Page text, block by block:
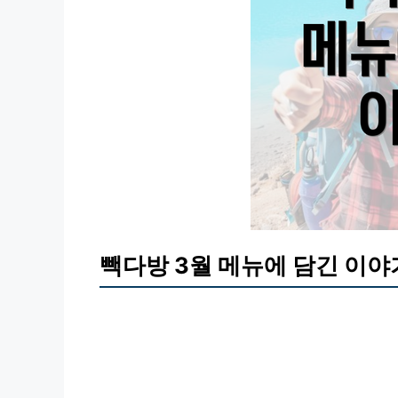
빽다방 3월 메뉴에 담긴 이야